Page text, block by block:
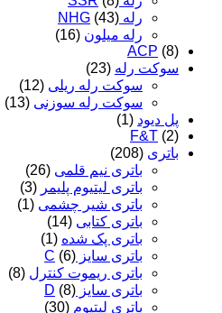
رله NHG (43)
رله میلون (16)
ACP (8)
سوکت رله (23)
سوکت رله ریلی (12)
سوکت رله سوزنی (13)
پل دیود (1)
F&T (2)
باتری (208)
باتری نیم قلمی (26)
باتری لیتیوم پلیمر (3)
باتری شیر چشمی (1)
باتری کتابی (14)
باتری پک شده (1)
باتری سایز C (6)
باتری ریموت کنترل (8)
باتری سایز D (8)
باتری لیتیوم (30)